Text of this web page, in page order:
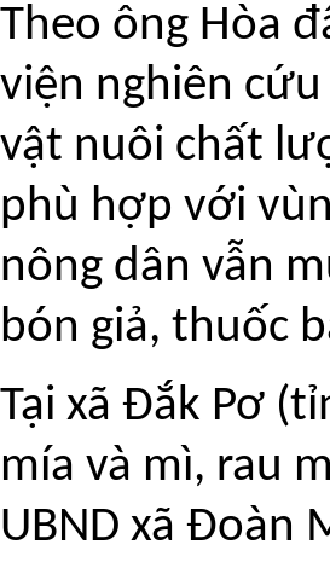
Theo ông Hòa
viện nghiên
vật nuôi chất
phù hợp với
nông dân vẫn
bón giả, thuốc
Tại xã Đắk Pơ
mía và mì, rau
UBND xã Đoàn